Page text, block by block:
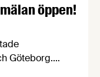
öppen!
Göteborg.